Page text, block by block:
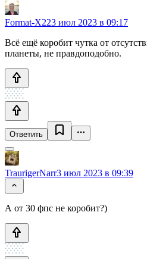
Format-X223 июл 2023 в 09:17
Всё ещё коробит чутка от
планеты, не правдоподобно.
Ответить
TraurigerNarr3 июл 2023 в 09:39
А от 30 фпс не коробит?)